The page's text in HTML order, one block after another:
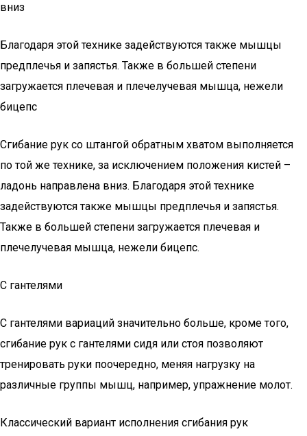
вниз
Благодаря этой технике задействуются также мышцы
предплечья и запястья. Также в большей степени
загружается плечевая и плечелучевая мышца, нежели
бицепс
Сгибание рук со штангой обратным хватом выполняется
по той же технике, за исключением положения кистей –
ладонь направлена вниз. Благодаря этой технике
задействуются также мышцы предплечья и запястья.
Также в большей степени загружается плечевая и
плечелучевая мышца, нежели бицепс.
С гантелями
С гантелями вариаций значительно больше, кроме того,
сгибание рук с гантелями сидя или стоя позволяют
тренировать руки поочередно, меняя нагрузку на
различные группы мышц, например, упражнение молот.
Классический вариант исполнения сгибания рук